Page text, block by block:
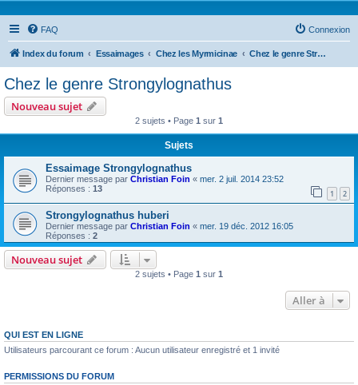
FAQ Connexion
Index du forum Essaimages Chez les Myrmicinae Chez le genre Strongylognathus
Chez le genre Strongylognathus
Nouveau sujet
2 sujets • Page 1 sur 1
Sujets
Essaimage Strongylognathus
Dernier message par Christian Foin « mer. 2 juil. 2014 23:52
Réponses : 13 1 2
Strongylognathus huberi
Dernier message par Christian Foin « mer. 19 déc. 2012 16:05
Réponses : 2
Nouveau sujet
2 sujets • Page 1 sur 1
Aller à
QUI EST EN LIGNE
Utilisateurs parcourant ce forum : Aucun utilisateur enregistré et 1 invité
PERMISSIONS DU FORUM